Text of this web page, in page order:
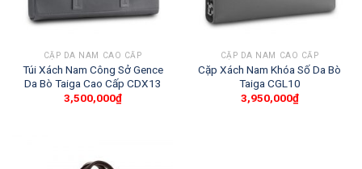
CẶP DA NAM CAO CẤP
Túi Xách Nam Công Sở Gence
Da Bò Taiga Cao Cấp CDX13
3,500,000₫
CẶP DA NAM CAO CẤP
Cặp Xách Nam Khóa Số Da Bò
Taiga CGL10
3,950,000₫